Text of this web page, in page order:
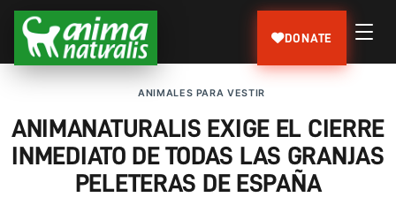
DONATE
ANIMALES PARA VESTIR
ANIMANATURALIS EXIGE EL CIERRE
INMEDIATO DE TODAS LAS GRANJAS
PELETERAS DE ESPAÑA